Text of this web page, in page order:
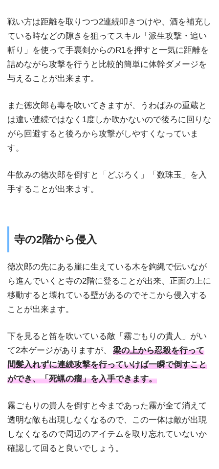
戦い方は距離を取りつつ2連続叩きつけや、酒を補充し
ている時などの隙きを狙ってスキル「派生攻撃・追い
斬り」を使って手裏剣からのR1を押すと一気に距離を
詰めながら攻撃を行うと比較的簡単に体幹ダメージを
与えることが出来ます。
また徳次郎も毒を吹いてきますが、うわばみの重蔵と
は違い連続ではなく1度しか吹かないので後ろに回りな
がら回避すると後ろから攻撃がしやすくなっていま
す。
牛飲みの徳次郎を倒すと「どぶろく」「数珠玉」を入
手することが出来ます。
寺の2階から侵入
徳次郎の先にある崖に生えている木を鉤縄で伝いなが
ら進んでいくと寺の2階に登ることが出来、正面の上に
移動すると壊れている壁があるのでそこから侵入する
ことが出来ます。
下を見ると笛を吹いている敵「霧ごもりの貴人」がい
て2本ゲージがありますが、
梁の上から忍殺を行って
間髪入れずに連続攻撃を行っていけば一瞬で倒すこと
ができ、「死蝋の瘤」を入手できます。
霧ごもりの貴人を倒すと今まであった霧が全て消えて
透明な敵も出現しなくなるので、この一体は敵が出現
しなくなるので周辺のアイテムを取り忘れていないか
確認して回ると良いでしょう。